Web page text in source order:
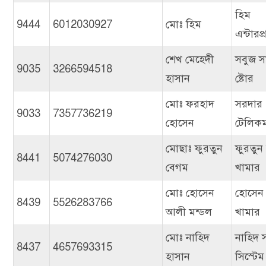
9444 6012030927 মোঃ হিম
হিম
9035 3266594518
শেখ মেহেদী
হাসান
সবুজ
ষ্টোর
9033 7357736219
মোঃ ফরহাদ
হোসেন
সরদার
8441 5074276030
মোছাঃ ফুরতুন
বেগম
ফুরতুন
খামার
8439 5526283766
মোঃ হোসেন
আলী মন্ডল
খামার
8437 4657693315
মোঃ নাহিদ
হাসান
নাহিদ
সিস্টেম